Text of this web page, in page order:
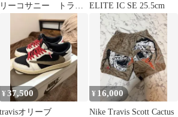
リーコサニー トラビ
ELITE IC SE 25.5cm
¥37,500
travisオリーブ
¥ 16,000
Nike Travis Scott Cactus